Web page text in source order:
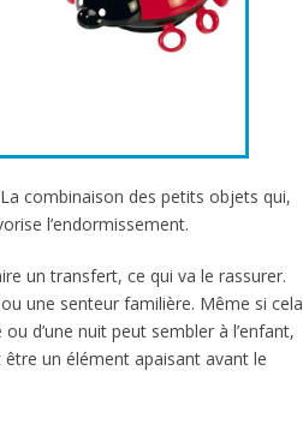
combinaison des petits objets qui,
l’endormissement.
un transfert, ce qui va le rassurer.
une senteur familière. Même si cela
d’une nuit peut sembler à l’enfant,
être un élément apaisant avant le